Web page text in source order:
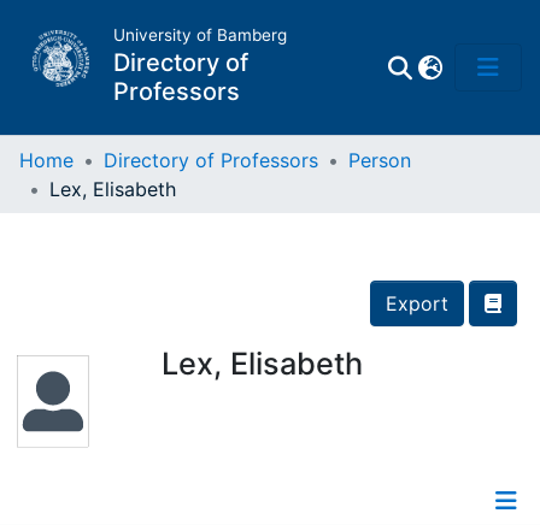
University of Bamberg
Directory of
Professors
Places
Home Directory of Professors
Person
Lex, Elisabeth
Export
Lex, Elisabeth